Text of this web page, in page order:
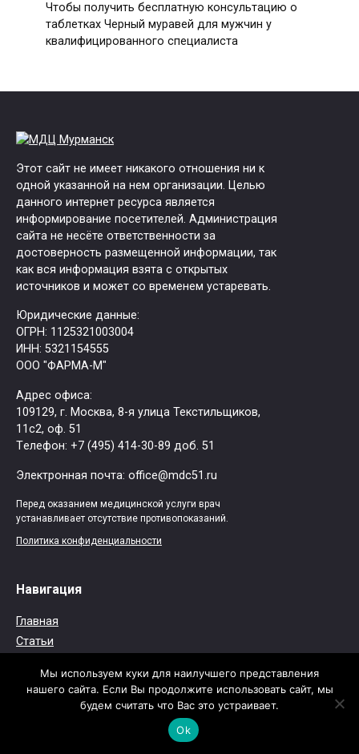
Чтобы получить бесплатную консультацию о
таблетках Черный муравей для мужчин у
квалифицированного специалиста
Этот сайт не имеет никакого отношения ни к
одной указанной на нем организации. Целью
данного интернет ресурса является
информирование посетителей. Администрация
сайта не несёте ответственности за
достоверность размещенной информации, так
как вся информация взята с открытых
источников и может со временем устаревать.
Юридические данные:
ОГРН: 1125321003004
ИНН: 5321154555
ООО "ФАРМА-М"
Адрес офиса:
109129, г. Москва, ​8-я улица Текстильщиков,
11с2, оф. 51
Tелефон: +7 (495) 414-30-89 доб. 51
Электронная почта: office@mdc51.ru
Перед оказанием медицинской услуги врач
устанавливает отсутствие противопоказаний.
Политика конфиденциальности
Навигация
Главная
Статьи
Карта сайта
Мы используем куки для наилучшего представления
нашего сайта. Если Вы продолжите использовать сайт, мы
будем считать что Вас это устраивает.
Ok